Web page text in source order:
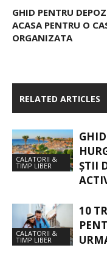
GHID PENTRU
ACASA PENTRU O
ORGANIZATA
RELATED ARTICLES
CALATORII &
TIMP LIBER
ȘTII
CALATORII &
TIMP LIBER
10